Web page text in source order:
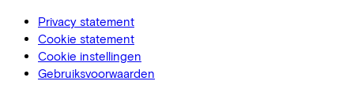
Privacy statement
Cookie statement
Cookie instellingen
Gebruiksvoorwaarden